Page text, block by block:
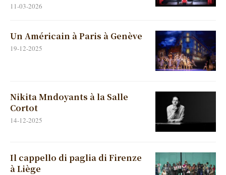
11-03-2026
Un Américain à Paris à Genève
19-12-2025
Nikita Mndoyants à la Salle
Cortot
14-12-2025
Il cappello di paglia di Firenze
à Liège